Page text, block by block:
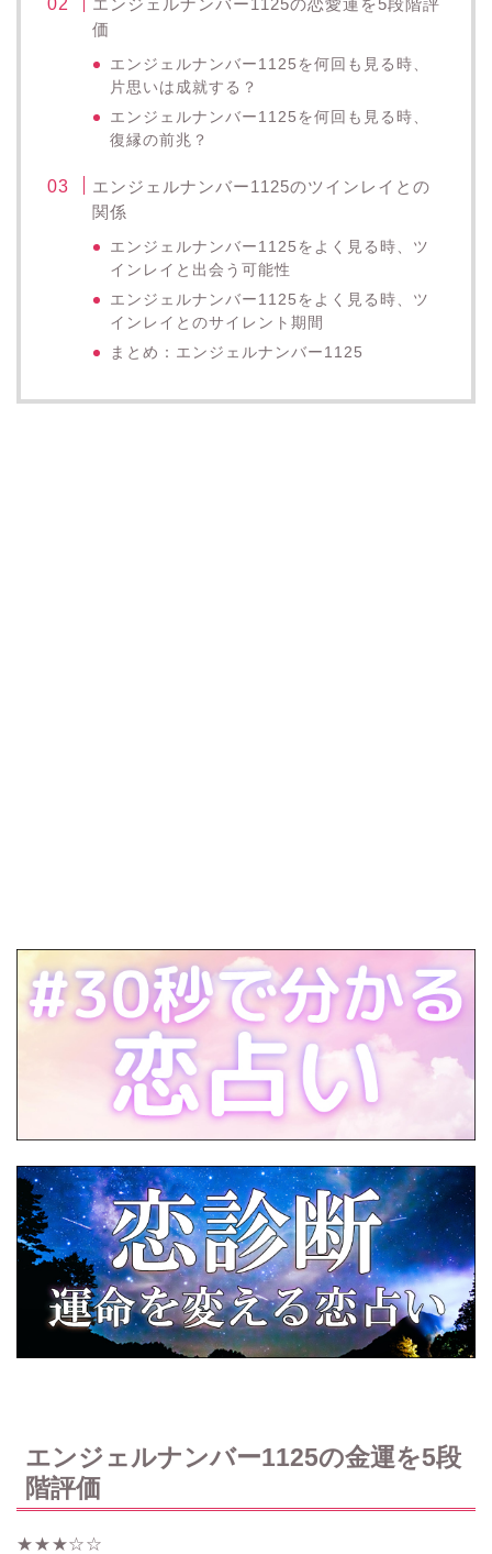
エンジェルナンバー1125の恋愛運を5段階評
価
エンジェルナンバー1125を何回も見る時、
片思いは成就する？
エンジェルナンバー1125を何回も見る時、
復縁の前兆？
エンジェルナンバー1125のツインレイとの
関係
エンジェルナンバー1125をよく見る時、ツ
インレイと出会う可能性
エンジェルナンバー1125をよく見る時、ツ
インレイとのサイレント期間
まとめ：エンジェルナンバー1125
エンジェルナンバー1125の金運を5段
階評価
★★★☆☆